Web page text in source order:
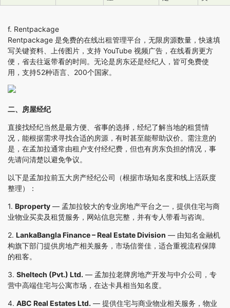
f. Rentpackage
Rentpackage 是免费的在线出租管理平台，无限房源数量，快速填
写关键资料、上传图片，支持 YouTube 视频广告，在线看房更方
便，省去往返带看的时间。无论是房东还是经纪人，皆可免费使
用，支持52种语言、200个国家。
二、房屋经纪
直接找经纪当然是最方便、省事的选择，经纪了解当地的租赁情
况，能根据需求寻找合适的房源，有时甚至能帮助议价。需注意的
是，在孟加拉通常由租户支付经纪费，但也有房东负担的情况，事
先请问清楚以避免争议。
以下是孟加拉前五大房产经纪公司（根据市场知名度和线上活跃度
整理）：
1. Bproperty — 孟加拉较大的专业房地产平台之一，提供住宅与商
业物业买卖及租赁服务，网站信息完整，并有专人带看与咨询。
2. LankaBangla Finance – Real Estate Division — 由知名金融机
构旗下部门提供房地产相关服务，市场信誉佳，适合重视流程保障
的租客。
3. Sheltech (Pvt.) Ltd. — 孟加拉老牌房地产开发与中介公司，专
营中高端住宅与公寓市场，在达卡具相当知名度。
4. ABC Real Estates Ltd. — 提供住宅与商业物业相关服务，物业